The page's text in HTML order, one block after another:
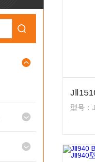
型号：